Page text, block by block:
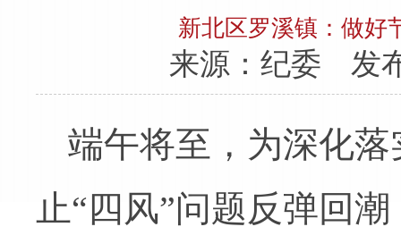
新北区罗溪镇：做好
来源：纪委 发
端午将至，为深化
止“四风”问题反弹回